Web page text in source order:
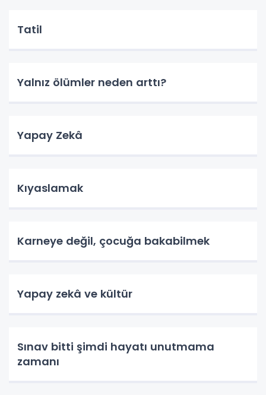
Tatil
Yalnız ölümler neden arttı?
Yapay Zekâ
Kıyaslamak
Karneye değil, çocuğa bakabilmek
Yapay zekâ ve kültür
Sınav bitti şimdi hayatı unutmama
zamanı